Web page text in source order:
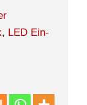
, LED Ein-